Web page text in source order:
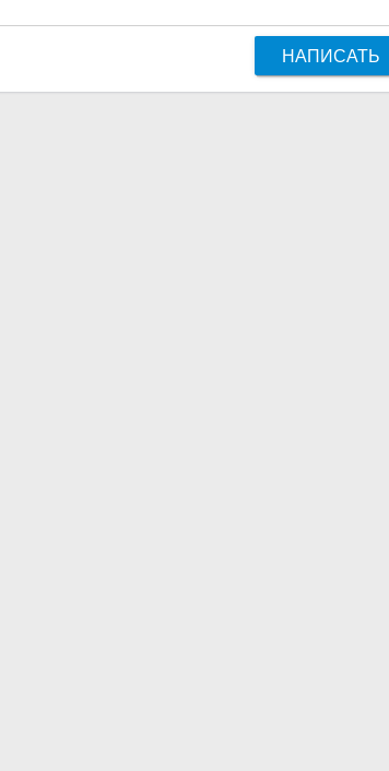
НАПИСАТЬ